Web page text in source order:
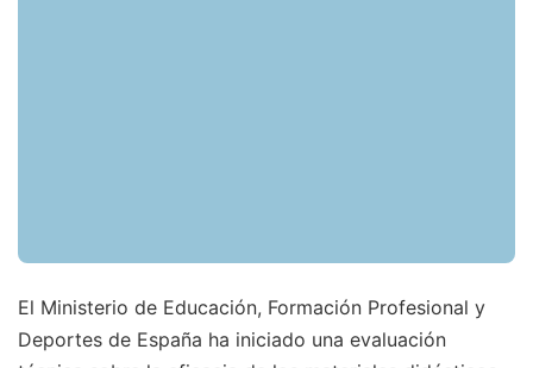
El Ministerio de Educación, Formación Profesional y
Deportes de España ha iniciado una evaluación